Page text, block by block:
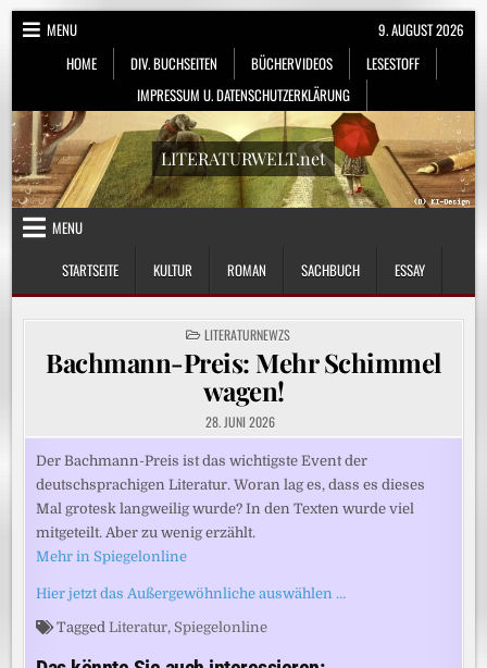
Skip
MENU
HOME
DIV. BUCHSEITEN BÜCHERVIDEOS
LESESTOFF
IMPRESSUM U. DATENSCHUTZERKLÄRUNG
9. AUGUST 2026
LITERATURWELT.net
MENU
STARTSEITE
KULTUR ROMAN SACHBUCH ESSAY
POSTED
IN
LITERATURNEWZS
Bachmann-Preis: Mehr Schimmel
wagen!
28. JUNI 2026
Der Bachmann-Preis ist das wichtigste Event der
deutschsprachigen Literatur. Woran lag es, dass es dieses
Mal grotesk langweilig wurde? In den Texten wurde viel
mitgeteilt. Aber zu wenig erzählt.
Mehr in Spiegelonline
Hier jetzt das Außergewöhnliche auswählen …
TaggedLiteratur, Spiegelonline